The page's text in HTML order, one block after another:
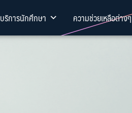
บริการนักศึกษา ความช่วยเหลือต่างๆ